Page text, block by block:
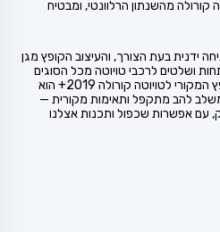
מהשנתון הרלוונטי, ומבטיח
ידנית בעת הצורך, והעיצוב הקופץ מגן
ושלטים לרכבי טויוטה מכל הסוגים
ומתכנתים אותם לרכב. השלט הקופץ המקורי לטויוטה קורולה 2019+ הוא
להב מתקפל ותאימות מקורית —
עם אפשרות שכפול ותכנות אצלנו